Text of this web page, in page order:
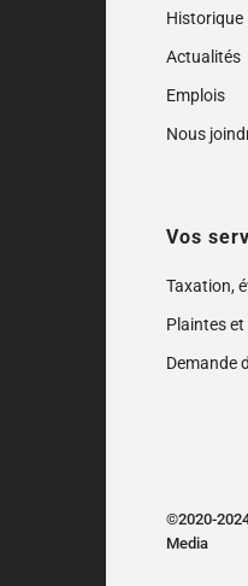
Historique
Actualités
Emplois
Nous
Vos
Taxation,
Plaintes
Demande
©2020-
Media